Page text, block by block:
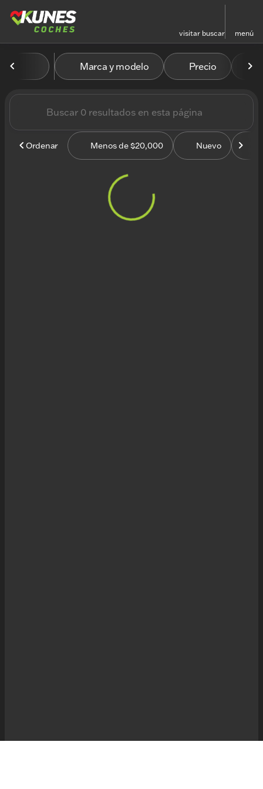
visitar buscar menú
filtrar buscar volver arriba
Vehículos en venta en
Marca y modelo Precio
Ordenar Menos de $20,000 Nuevo